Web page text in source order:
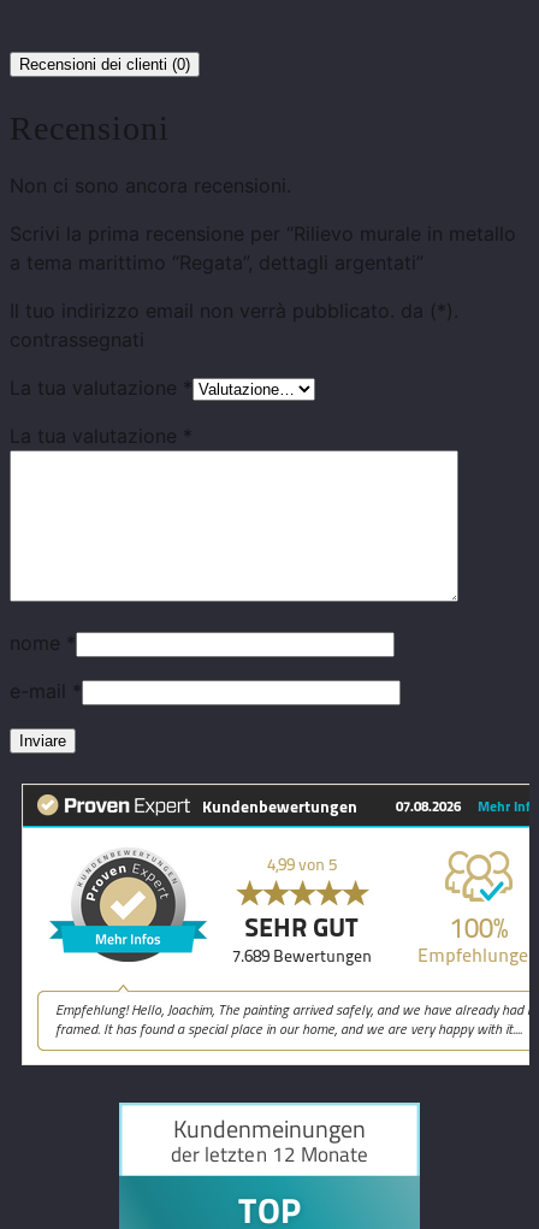
Recensioni dei clienti (0)
Recensioni
Non ci sono ancora recensioni.
Scrivi la prima recensione per “Rilievo murale in metallo
a tema marittimo “Regata”, dettagli argentati”
Il tuo indirizzo email non verrà pubblicato. da (*).
contrassegnati
La tua valutazione *
La tua valutazione *
nome *
e-mail *